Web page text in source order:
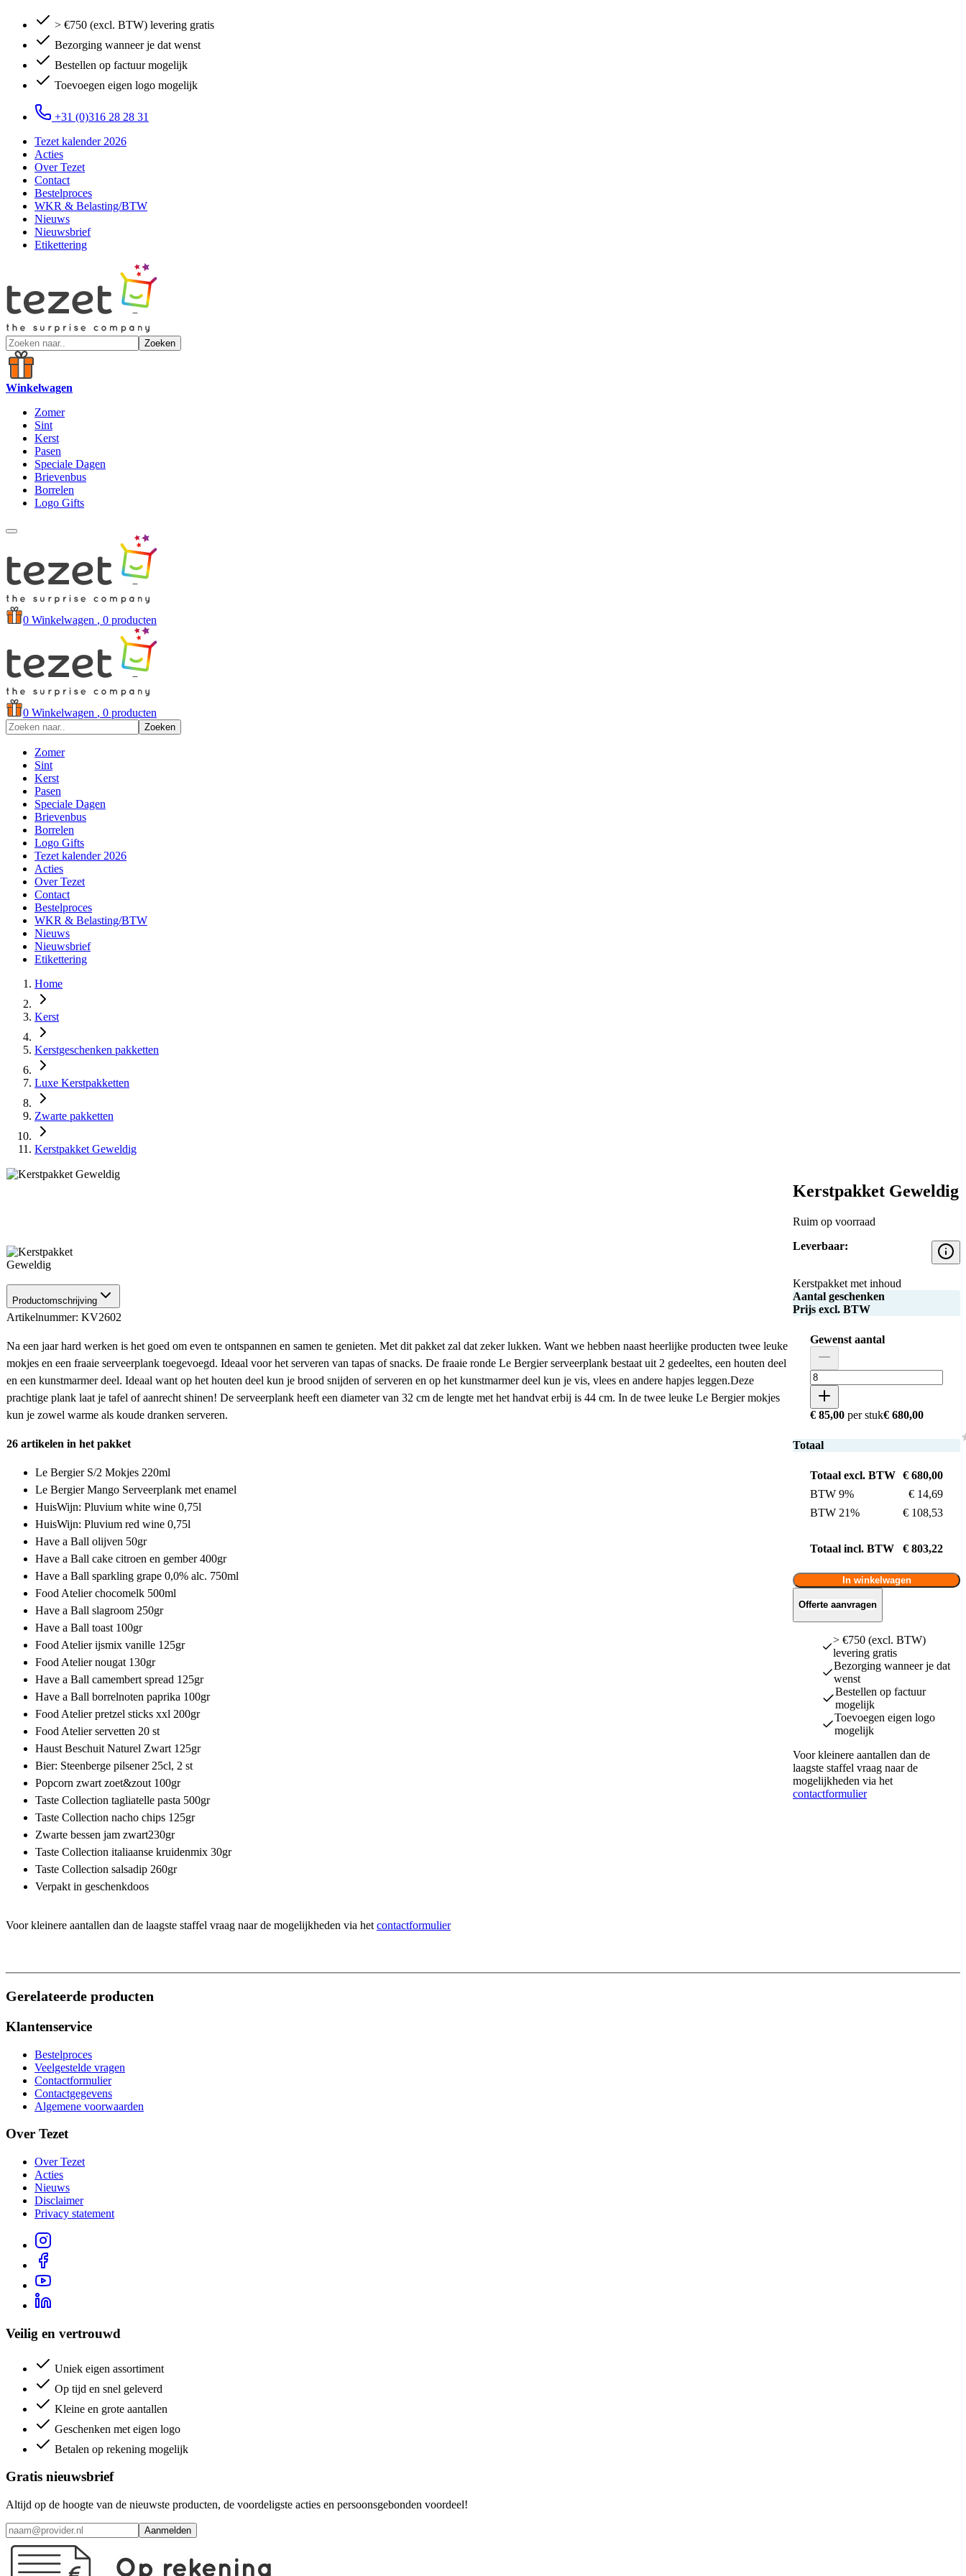
> €750 (excl. BTW) levering gratis
Bezorging wanneer je dat wenst
Bestellen op factuur mogelijk
Toevoegen eigen logo mogelijk
+31 (0)316 28 28 31
Tezet kalender 2026
Acties
Over Tezet
Contact
Bestelproces
WKR & Belasting/BTW
Nieuws
Nieuwsbrief
Etikettering
Zoeken
Winkelwagen
Zomer
Sint
Kerst
Pasen
Speciale Dagen
Brievenbus
Borrelen
Logo Gifts
0 Winkelwagen , 0 producten
0 Winkelwagen , 0 producten
Zoeken
Zomer
Sint
Kerst
Pasen
Speciale Dagen
Brievenbus
Borrelen
Logo Gifts
Tezet kalender 2026
Acties
Over Tezet
Contact
Bestelproces
WKR & Belasting/BTW
Nieuws
Nieuwsbrief
Etikettering
Home
Kerst
Kerstgeschenken pakketten
Luxe Kerstpakketten
Zwarte pakketten
Kerstpakket Geweldig
Kerstpakket Geweldig
Ruim op voorraad
Leverbaar:
Kerstpakket met inhoud
Aantal geschenken
Prijs excl. BTW
Gewenst aantal
€ 85,00 per stuk€ 680,00
Totaal
Totaal excl. BTW € 680,00
BTW 9%
€ 14,69
BTW 21%
€ 108,53
Totaal incl. BTW € 803,22
In winkelwagen
Offerte aanvragen
> €750 (excl. BTW)
levering gratis
Bezorging wanneer je dat
wenst
Bestellen op factuur
mogelijk
Toevoegen eigen logo
mogelijk
Voor kleinere aantallen dan de
laagste staffel vraag naar de
mogelijkheden via het
contactformulier
Productomschrijving
Artikelnummer: KV2602
Na een jaar hard werken is het goed om even te ontspannen en samen te genieten. Met dit pakket zal dat zeker lukken. Want we hebben naast heerlijke producten twee leuke
mokjes en een fraaie serveerplank toegevoegd. Ideaal voor het serveren van tapas of snacks. De fraaie ronde Le Bergier serveerplank bestaat uit 2 gedeeltes, een houten deel
en een kunstmarmer deel. Ideaal want op het houten deel kun je brood snijden of serveren en op het kunstmarmer deel kun je vis, vlees en andere hapjes leggen.Deze
prachtige plank laat je tafel of aanrecht shinen! De serveerplank heeft een diameter van 32 cm de lengte met het handvat erbij is 44 cm. In de twee leuke Le Bergier mokjes
kun je zowel warme als koude dranken serveren.
26 artikelen in het pakket
Le Bergier S/2 Mokjes 220ml
Le Bergier Mango Serveerplank met enamel
HuisWijn: Pluvium white wine 0,75l
HuisWijn: Pluvium red wine 0,75l
Have a Ball olijven 50gr
Have a Ball cake citroen en gember 400gr
Have a Ball sparkling grape 0,0% alc. 750ml
Food Atelier chocomelk 500ml
Have a Ball slagroom 250gr
Have a Ball toast 100gr
Food Atelier ijsmix vanille 125gr
Food Atelier nougat 130gr
Have a Ball camembert spread 125gr
Have a Ball borrelnoten paprika 100gr
Food Atelier pretzel sticks xxl 200gr
Food Atelier servetten 20 st
Haust Beschuit Naturel Zwart 125gr
Bier: Steenberge pilsener 25cl, 2 st
Popcorn zwart zoet&zout 100gr
Taste Collection tagliatelle pasta 500gr
Taste Collection nacho chips 125gr
Zwarte bessen jam zwart230gr
Taste Collection italiaanse kruidenmix 30gr
Taste Collection salsadip 260gr
Verpakt in geschenkdoos
Voor kleinere aantallen dan de laagste staffel vraag naar de mogelijkheden via het contactformulier
Gerelateerde producten
Klantenservice
Bestelproces
Veelgestelde vragen
Contactformulier
Contactgegevens
Algemene voorwaarden
Over Tezet
Over Tezet
Acties
Nieuws
Disclaimer
Privacy statement
Veilig en vertrouwd
Uniek eigen assortiment
Op tijd en snel geleverd
Kleine en grote aantallen
Geschenken met eigen logo
Betalen op rekening mogelijk
Gratis nieuwsbrief
Altijd op de hoogte van de nieuwste producten, de voordeligste acties en persoonsgebonden voordeel!
Aanmelden